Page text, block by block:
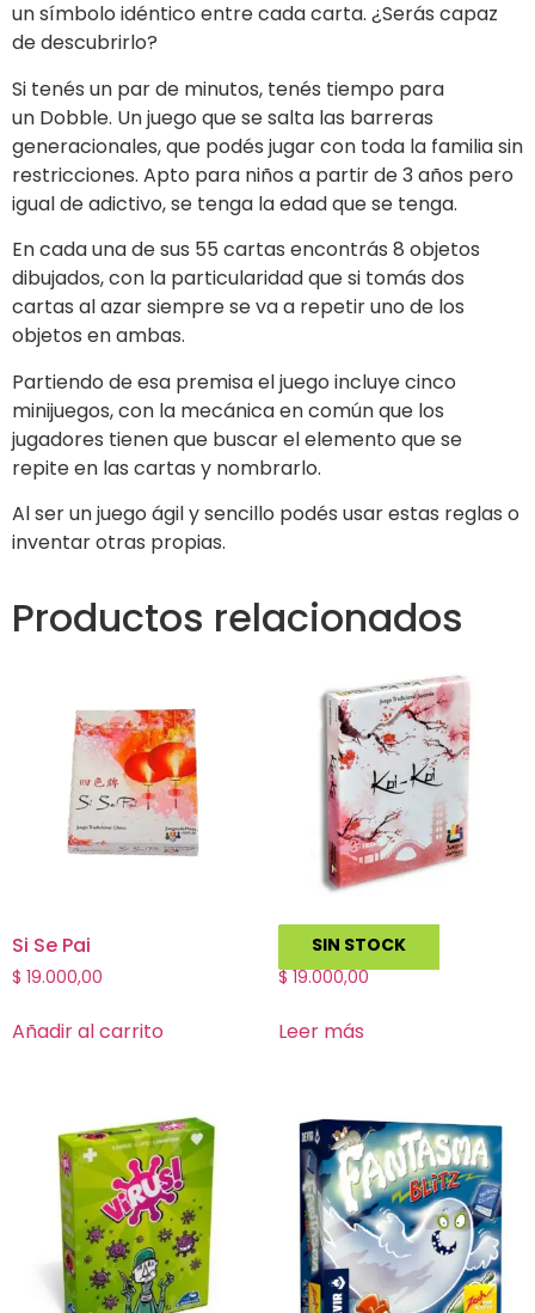
un símbolo idéntico entre cada carta. ¿Serás capaz
de descubrirlo?
Si tenés un par de minutos, tenés tiempo para
un Dobble. Un juego que se salta las barreras
generacionales, que podés jugar con toda la familia sin
restricciones. Apto para niños a partir de3 años pero
igual de adictivo, se tenga la edad que se tenga.
En cada una de sus 55 cartas encontrás 8 objetos
dibujados, con la particularidad que si tomás dos
cartas al azar siempre se va a repetir uno de los
objetos en ambas.
Partiendo de esa premisa el juego incluye cinco
minijuegos, con la mecánica en común que los
jugadores tienen que buscar el elemento que se
repite en las cartas y nombrarlo.
Al ser un juego ágil y sencillo podés usar estas reglas o
inventar otras propias.
Productos relacionados
Si Se Pai
$ 19.000,00
Añadir al carrito
SIN STOCK
Koi Koi
$ 19.000,00
Leer más